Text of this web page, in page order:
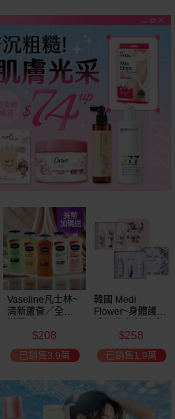
BALO~山羊奶全
身活膚保濕／玻
液(550ml) 款式可
選
$91
已銷售2萬
NIVEA妮維雅~亮
白極致嫩膚乳液
$299
已銷售1.5萬